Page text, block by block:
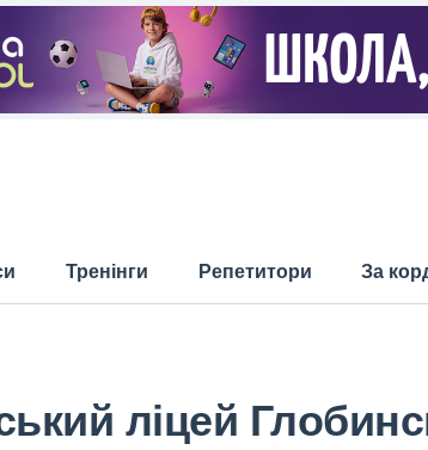
Тренінги Репетитори За
ліцей